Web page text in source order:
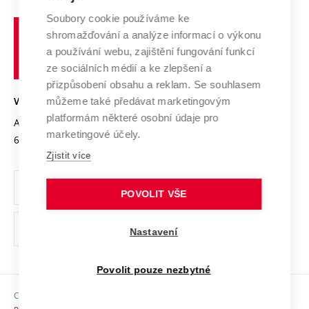
Výzkumné infrastruktury
Transfer znalostí
Open Science
Projekty
Projekty ze strukturálních fondů
Specifický výzkum
Spolupráce se školami
Mezinárodní dohody
Univerzitní sítě
Profil univerzity
Udržitelná univerzita
Podnikavá univerzita / ContriBUTe
Bezpečná univerzita
Vyznamenání
Organizační struktura
Ochrana osobních údajů
odkaz)
Sociální bezpečí
učení
technické
Brně
VYSOKÉ UČENÍ TECHNICKÉ V BRNĚ
Antonínská 548/1
602 00 Brno
www.vut.cz
vut@vutbr.cz
Copyright © 2026 VUT
Soubory cookie používáme ke
shromažďování a analýze informací o výkonu
a používání webu, zajištění fungování funkcí
ze sociálních médií a ke zlepšení a
přizpůsobení obsahu a reklam. Se souhlasem
můžeme také předávat marketingovým
platformám některé osobní údaje pro
marketingové účely.
Zjistit více
POVOLIT VŠE
Nastavení
Povolit pouze nezbytné